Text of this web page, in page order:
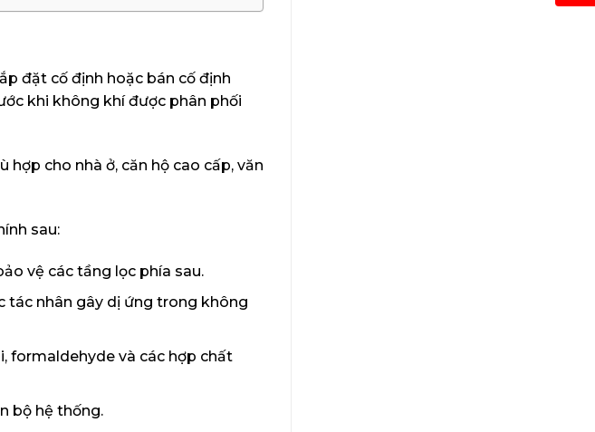
đặt cố định hoặc bán cố định
khi không khí được phân phối
cho nhà ở, căn hộ cao cấp, văn
sau:
vệ các tầng lọc phía sau.
tác nhân gây dị ứng trong không
formaldehyde và các hợp chất
bộ hệ thống.